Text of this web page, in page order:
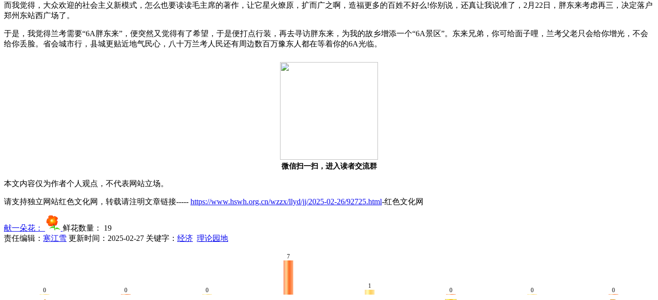
而我觉得，大众欢迎的社会主义新模式，怎么也要读读毛主席的著作，让它星火燎原，扩而广之啊，造福更多的百姓不好么!你别说，还真让我说准了，2月22日，胖东来考虑再三，决定落户
郑州东站西广场了。
于是，我觉得兰考需要“6A胖东来”，便突然又觉得有了希望，于是便打点行装，再去寻访胖东来，为我的故乡增添一个“6A景区”。东来兄弟，你可给面子哩，兰考父老只会给你增光，不会
给你丢脸。省会城市行，县城更贴近地气民心，八十万兰考人民还有周边数百万豫东人都在等着你的6A光临。
微信扫一扫，进入读者交流群
本文内容仅为作者个人观点，不代表网站立场。
请支持独立网站红色文化网，转载请注明文章链接----- https://www.hswh.org.cn/wzzx/llyd/jj/2025-02-26/92725.html-红色文化网
献一朵花： 鲜花数量： 19
责任编辑： 寒江雪 更新时间：2025-02-27 关键字： 经济 理论园地